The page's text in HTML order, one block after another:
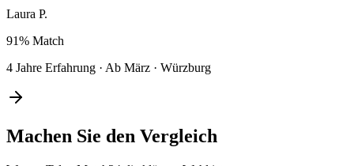
Laura P.
91% Match
4 Jahre Erfahrung · Ab März · Würzburg
Machen Sie den Vergleich